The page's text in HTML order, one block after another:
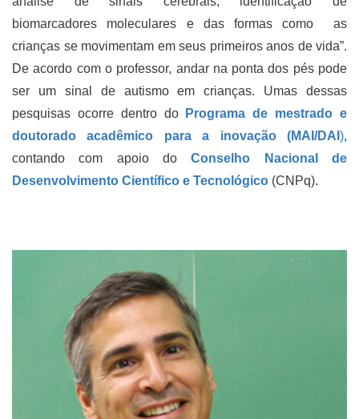
biomarcadores moleculares e das formas como as
crianças se movimentam em seus primeiros anos de vida”.
De acordo com o professor, andar na ponta dos pés pode
ser um sinal de autismo em crianças. Umas dessas
pesquisas ocorre dentro do
Programa de mestrado e
doutorado acadêmico para a inovação (MAI/DAI ),
contando com apoio doConselho Nacional de
Desenvolvimento Científico e Tecnológico (CNPq).